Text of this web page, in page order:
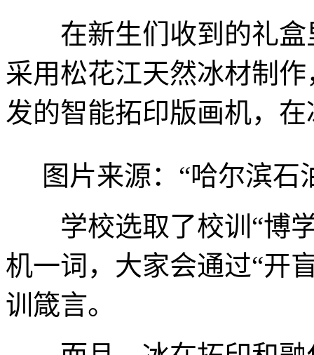
在新生们收到的礼盒
采用松花江天然冰材制
发的智能拓印版画机，
图片来源：“哈尔滨石
学校选取了校训“博学
机一词，大家会通过“开
训箴言。